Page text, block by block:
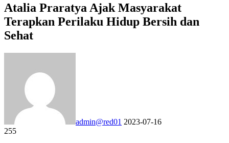
Atalia Praratya Ajak Masyarakat
Terapkan Perilaku Hidup Bersih dan
Sehat
admin@red01 2023-07-16
255